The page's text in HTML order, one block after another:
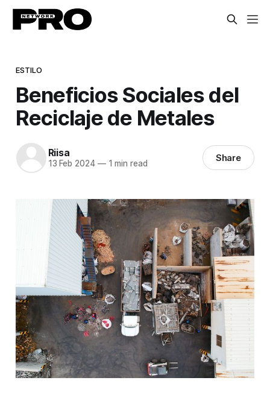
ESTILO
Beneficios Sociales del
Reciclaje de Metales
Riisa
13 Feb 2024 —1 min read Share